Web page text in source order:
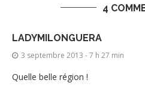
4
LADYMILONGUERA
3 septembre 2013 - 7 h 27 min
Quelle belle région !